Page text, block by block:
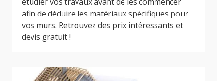
étudier vos travaux avant de les commencer
afin de déduire les matériaux spécifiques pour
vos murs. Retrouvez des prix intéressants et
devis gratuit !